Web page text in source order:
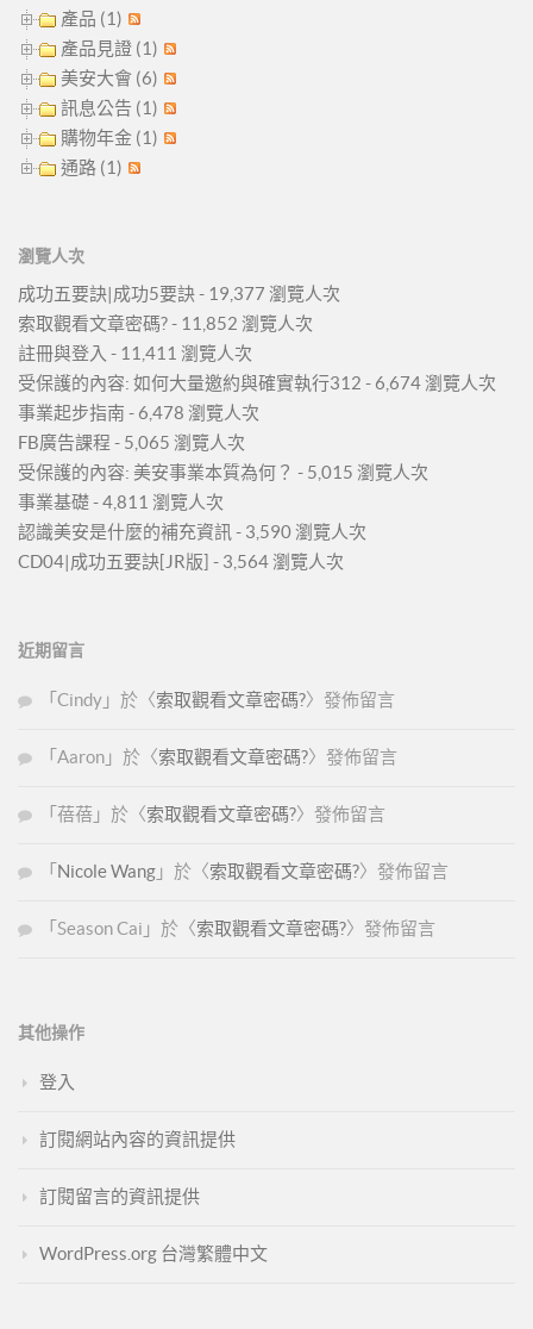
產品 (1)
產品見證 (1)
美安大會 (6)
訊息公告 (1)
購物年金 (1)
通路 (1)
瀏覽人次
成功五要訣|成功5要訣- 19,377 瀏覽人次
索取觀看文章密碼?- 11,852 瀏覽人次
註冊與登入 - 11,411 瀏覽人次
受保護的內容: 如何大量邀約與確實執行312 - 6,674 瀏覽人次
事業起步指南 - 6,478 瀏覽人次
FB廣告課程 - 5,065 瀏覽人次
受保護的內容: 美安事業本質為何？ - 5,015 瀏覽人次
事業基礎- 4,811 瀏覽人次
認識美安是什麼的補充資訊 - 3,590 瀏覽人次
CD04|成功五要訣[JR版] - 3,564 瀏覽人次
近期留言
「 Cindy 」於〈索取觀看文章密碼?〉發佈留言
「 Aaron 」於〈索取觀看文章密碼?〉發佈留言
「 蓓蓓 」於〈索取觀看文章密碼?〉發佈留言
「 Nicole Wang 」於〈索取觀看文章密碼?〉發佈留言
「 Season Cai 」於〈索取觀看文章密碼?〉發佈留言
其他操作
登入
訂閱網站內容的資訊提供
訂閱留言的資訊提供
WordPress.org 台灣繁體中文